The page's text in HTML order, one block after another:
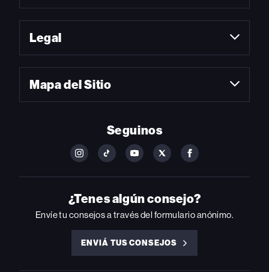
Legal
Mapa del Sitio
Seguinos
FOLLOW
ON
INSTAGRAM
FOLLOW
ON
YOUTUBE
FOLLOW
ON
YOUTUBE
FOLLOW
ON
FOLLOW
ON
FACEBOOK
¿Tenes algún consejo?
Envíe tu consejos a través del formulario anónimo.
ENVIÁ TUS CONSEJOS
ENVIÁ